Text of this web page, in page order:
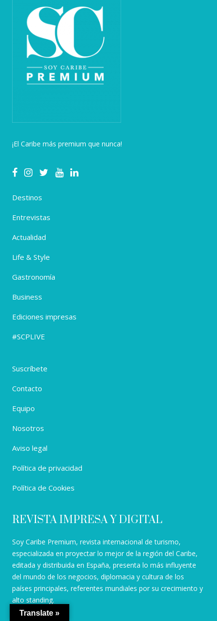
¡El Caribe más premium que nunca!
Destinos
Entrevistas
Actualidad
Life & Style
Gastronomía
Business
Ediciones impresas
#SCPLIVE
Suscríbete
Contacto
Equipo
Nosotros
Aviso legal
Política de privacidad
Política de Cookies
REVISTA IMPRESA Y DIGITAL
Soy Caribe Premium, revista internacional de turismo,
especializada en proyectar lo mejor de la región del Caribe,
editada y distribuida en España, presenta lo más influyente
del mundo de los negocios, diplomacia y cultura de los
países principales, referentes mundiales por su crecimiento y
alto standing.
Translate »